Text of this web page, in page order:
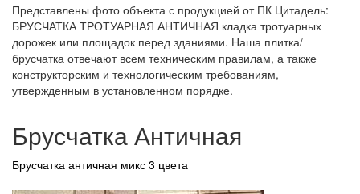
Представлены фото объекта с продукцией от ПК Цитадель:
БРУСЧАТКА ТРОТУАРНАЯ АНТИЧНАЯ кладка тротуарных
дорожек или площадок перед зданиями. Наша плитка/
брусчатка отвечают всем техническим правилам, а также
конструкторским и технологическим требованиям,
утвержденным в установленном порядке.
Брусчатка Античная
Брусчатка античная микс 3 цвета